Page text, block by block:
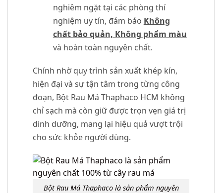
nghiêm ngặt tại các phòng thí
nghiệm uy tín, đảm bảo Không
chất bảo quản, Không phẩm màu
và hoàn toàn nguyên chất.
Chính nhờ quy trình sản xuất khép kín,
hiện đại và sự tận tâm trong từng công
đoạn, Bột Rau Má Thaphaco HCM không
chỉ sạch mà còn giữ được trọn vẹn giá trị
dinh dưỡng, mang lại hiệu quả vượt trội
cho sức khỏe người dùng.
Bột Rau Má Thaphaco là sản phẩm nguyên